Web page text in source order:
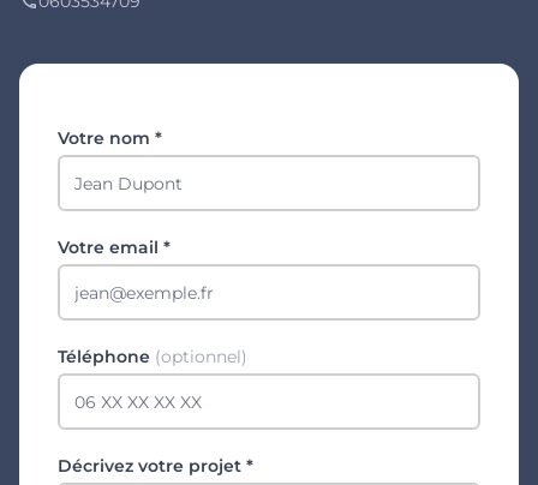
Votre nom *
Votre email *
Téléphone (optionnel)
Décrivez votre projet *